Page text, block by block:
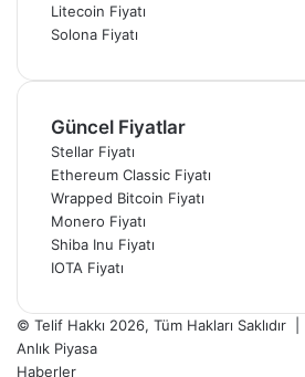
Litecoin Fiyatı
Solona Fiyatı
Güncel Fiyatlar
Stellar Fiyatı
Ethereum Classic Fiyatı
Wrapped Bitcoin Fiyatı
Monero Fiyatı
Shiba Inu Fiyatı
IOTA Fiyatı
© Telif Hakkı 2026, Tüm Hakları Saklıdır |
Anlık Piyasa
Haberler